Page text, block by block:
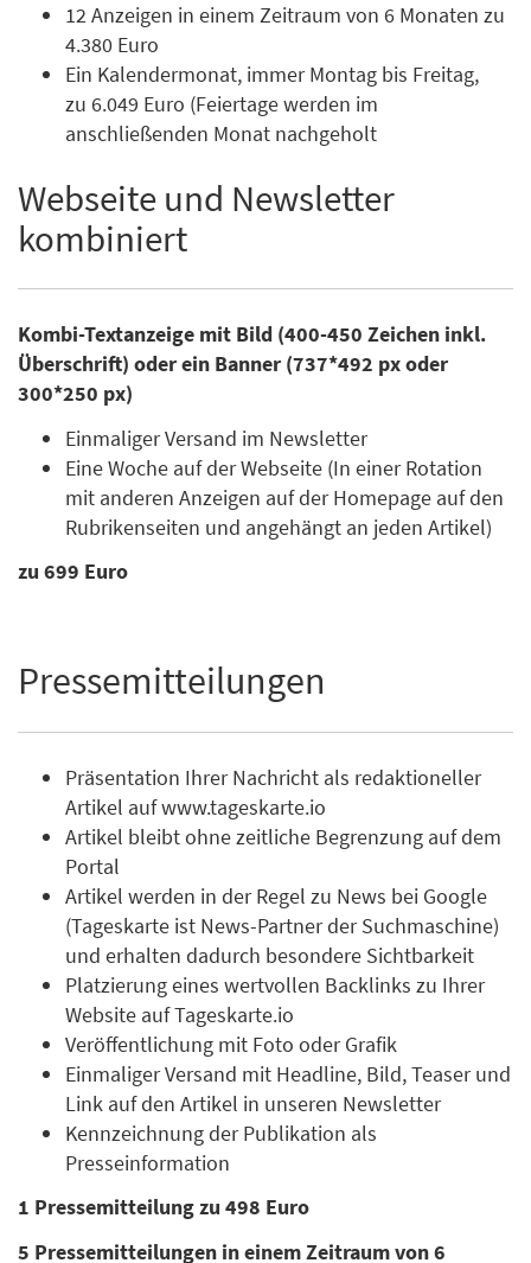
12 Anzeigen in einem Zeitraum von 6 Monaten zu
4.380 Euro
Ein Kalendermonat, immer Montag bis Freitag,
zu 6.049 Euro (Feiertage werden im
anschließenden Monat nachgeholt
Webseite und Newsletter
kombiniert
Kombi-Textanzeige mit Bild (400-450 Zeichen inkl.
Überschrift) oder ein Banner (737*492 px oder
300*250 px)
Einmaliger Versand im Newsletter
Eine Woche auf der Webseite (In einer Rotation
mit anderen Anzeigen auf der Homepage auf den
Rubrikenseiten und angehängt an jeden Artikel)
zu 699 Euro
Pressemitteilungen
Präsentation Ihrer Nachricht als redaktioneller
Artikel auf www.tageskarte.io
Artikel bleibt ohne zeitliche Begrenzung auf dem
Portal
Artikel werden in der Regel zu News bei Google
(Tageskarte ist News-Partner der Suchmaschine)
und erhalten dadurch besondere Sichtbarkeit
Platzierung eines wertvollen Backlinks zu Ihrer
Website auf Tageskarte.io
Veröffentlichung mit Foto oder Grafik
Einmaliger Versand mit Headline, Bild, Teaser und
Link auf den Artikel in unseren Newsletter
Kennzeichnung der Publikation als
Presseinformation
1 Pressemitteilung zu 498 Euro
5 Pressemitteilungen in einem Zeitraum von 6